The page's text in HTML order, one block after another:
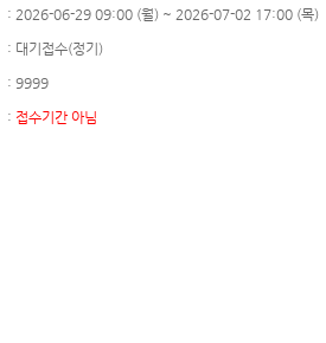
: 2026-06-29 09:00 (월) ~ 2026-07-02 17:00 (목)
: 대기접수(정기)
: 9999
: 접수기간 아님